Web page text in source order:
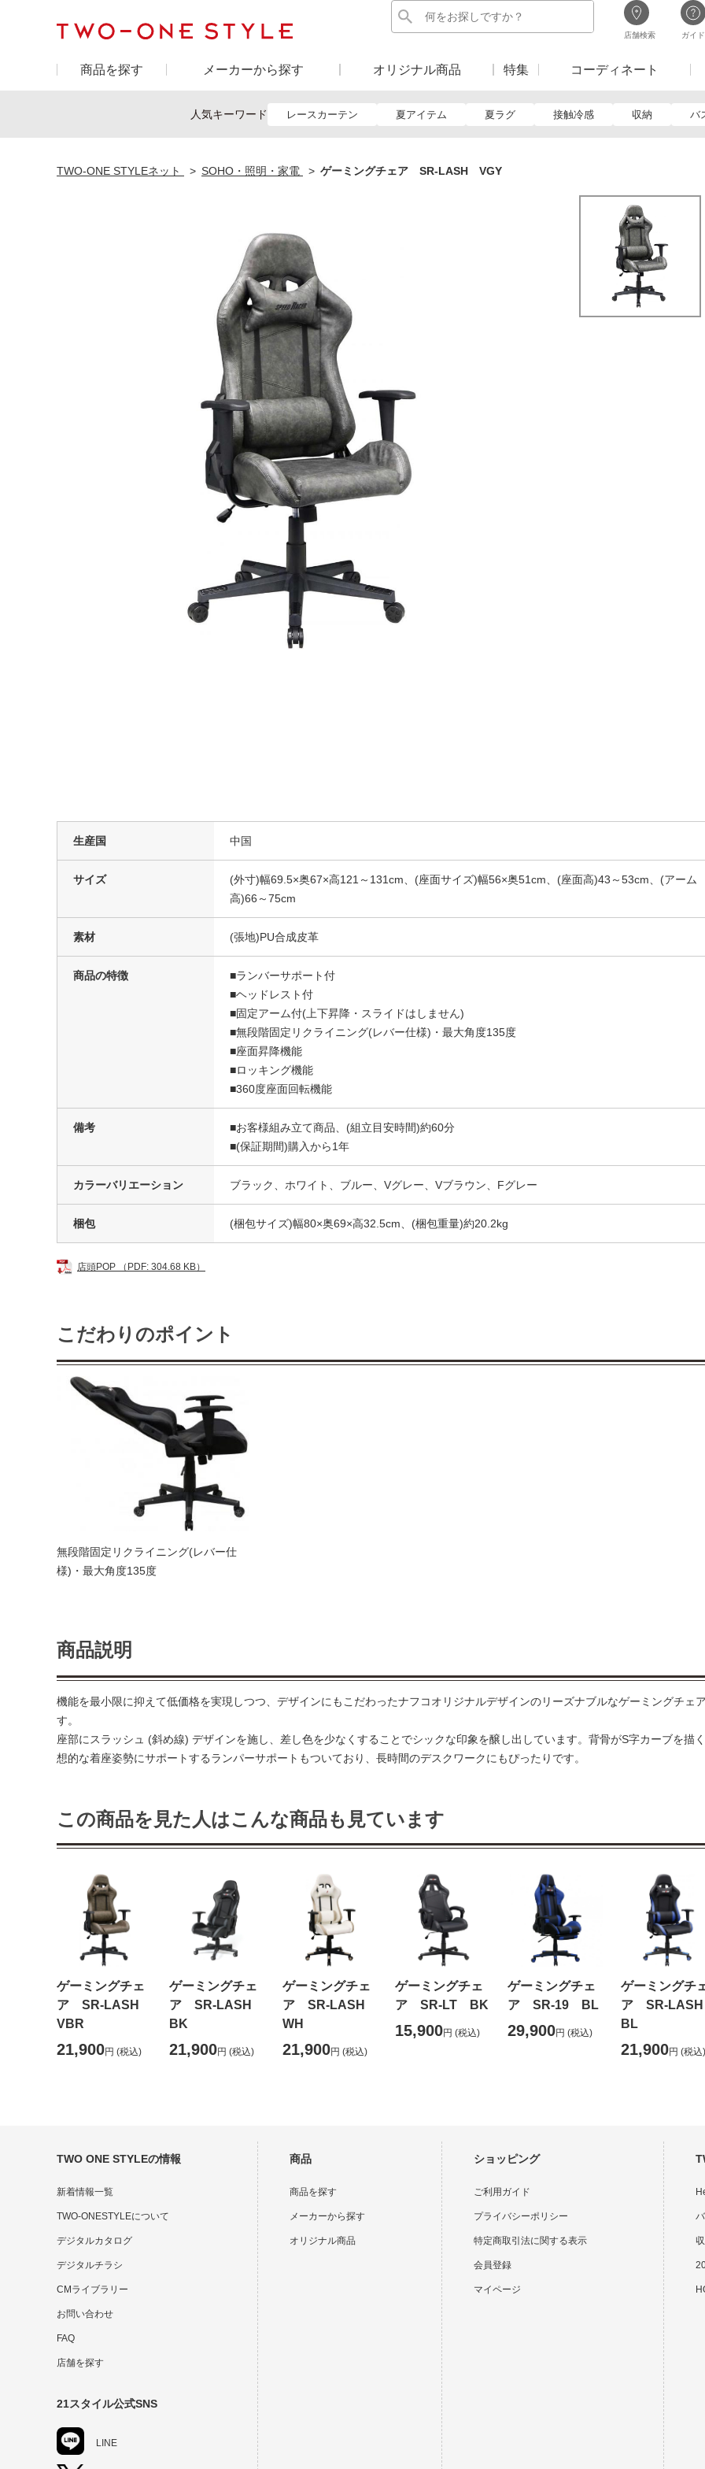
店舗検索 ガイド
商品を探す メーカーから探す オリジナル商品 特集 コーディネート
人気キーワード レースカーテン 夏アイテム 夏ラグ 接触冷感 収納 バ
TWO-ONE STYLEネット SOHO・照明・家電 ゲーミングチェア SR-LASH VGY
生産国 中国
サイズ
(外寸)幅69.5×奥67×高121～131cm、(座面サイズ)幅56×奥51cm、(座面高)43～53cm、(アーム
高)66～75cm
素材 (張地)PU合成皮革
商品の特徴
■ランバーサポート付
■ヘッドレスト付
■固定アーム付(上下昇降・スライドはしません)
■無段階固定リクライニング(レバー仕様)・最大角度135度
■座面昇降機能
■ロッキング機能
■360度座面回転機能
備考
■お客様組み立て商品、(組立目安時間)約60分
■(保証期間)購入から1年
カラーバリエーション ブラック、ホワイト、ブルー、Vグレー、Vブラウン、Fグレー
梱包 (梱包サイズ)幅80×奥69×高32.5cm、(梱包重量)約20.2kg
店頭POP （PDF: 304.68 KB）
こだわりのポイント
無段階固定リクライニング(レバー仕
様)・最大角度135度
商品説明
機能を最小限に抑えて低価格を実現しつつ、デザインにもこだわったナフコオリジナルデザインのリーズナブルなゲーミングチェ
す。
座部にスラッシュ (斜め線) デザインを施し、差し色を少なくすることでシックな印象を醸し出しています。背骨がS字カーブを描
想的な着座姿勢にサポートするランパーサポートもついており、長時間のデスクワークにもぴったりです。
この商品を見た人はこんな商品も見ています
ゲーミングチェ
ア SR-LASH
VBR
21,900円 (税込)
ゲーミングチェ
ア SR-LASH
BK
21,900円 (税込)
ゲーミングチェ
ア SR-LASH
WH
21,900円 (税込)
ゲーミングチェ
ア SR-LT BK
15,900円 (税込)
ゲーミングチェ
ア SR-19 BL
29,900円 (税込)
ゲーミングチ
ア SR-
BL
21,900円 (税込)
TWO ONE STYLEの情報
新着情報一覧
TWO-ONESTYLEについて
デジタルカタログ
デジタルチラシ
CMライブラリー
お問い合わせ
FAQ
店舗を探す
21スタイル公式SNS
LINE
商品
商品を探す
メーカーから探す
オリジナル商品
ショッピング
ご利用ガイド
プライバシーポリシー
特定商取引法に関する表示
会員登録
マイページ